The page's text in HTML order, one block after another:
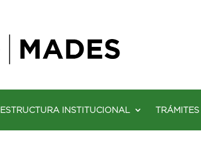
ESTRUCTURA INSTITUCIONAL TRÁMITES